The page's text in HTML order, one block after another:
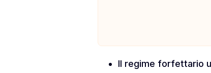
Il regime forfettario